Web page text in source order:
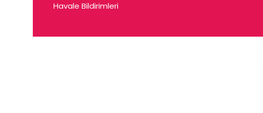
Havale Bildirimleri